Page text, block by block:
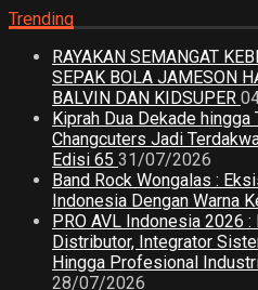
Trending
RAYAKAN SEMANGAT
SEPAK BOLA JAMESON
BALVIN DAN KIDSUPER
Kiprah Dua Dekade
Changcuters Jadi
Edisi 65 31/07/2026
Band Rock Wongalas :
Indonesia Dengan Warna
PRO AVL Indonesia 2026
Distributor, Integrator
Hingga Profesional
28/07/2026